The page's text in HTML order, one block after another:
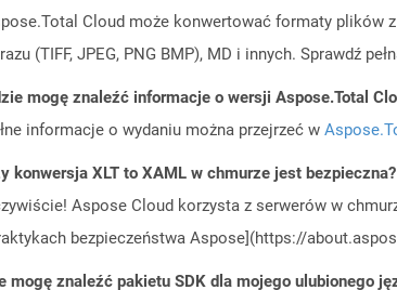
Cloud może konwertować formaty plików
(TIFF, JPEG, PNG BMP), MD i innych. Sprawdź
mogę znaleźć informacje o wersji Aspose.Total
informacje o wydaniu można przejrzeć w
konwersja XLT to XAML w chmurze jest bezpieczna?
Aspose Cloud korzysta z serwerów w
bezpieczeństwa Aspose](https://
mogę znaleźć pakietu SDK dla mojego ulubionego